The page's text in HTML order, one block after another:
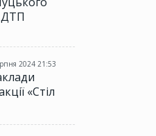
ДТП
2024 21:53
«Стіл